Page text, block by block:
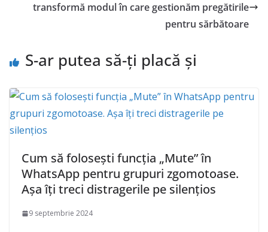
transformă modul în care gestionăm pregătirile
pentru sărbătoare
S-ar putea să-ți placă și
Cum să folosești funcția „Mute” în
WhatsApp pentru grupuri zgomotoase.
Așa îți treci distragerile pe silențios
9 septembrie 2024